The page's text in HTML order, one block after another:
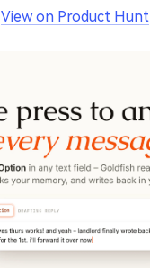
View on Product Hunt